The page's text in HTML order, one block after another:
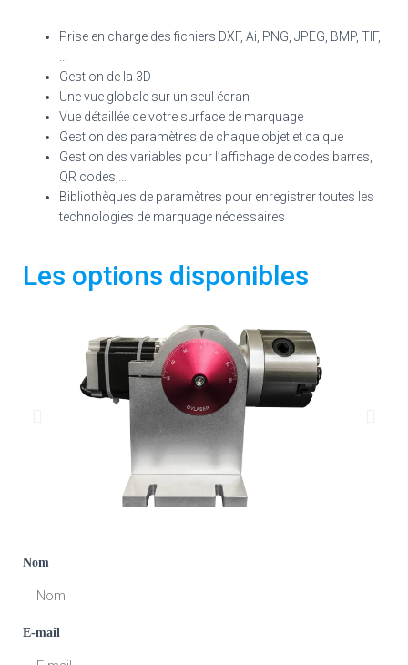
Prise en charge des fichiers DXF, Ai, PNG, JPEG, BMP, TIF,
Gestion de la 3D
Une vue globale sur un seul écran
Vue détaillée de votre surface de marquage
Gestion des paramètres de chaque objet et calque
Gestion des variables pour l’affichage de codes barres,
QR codes,…
Bibliothèques de paramètres pour enregistrer toutes les
technologies de marquage nécessaires
Les options disponibles
Nom
E-mail